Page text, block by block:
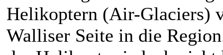
Helikoptern (Air-Glaciers)
Walliser Seite in die